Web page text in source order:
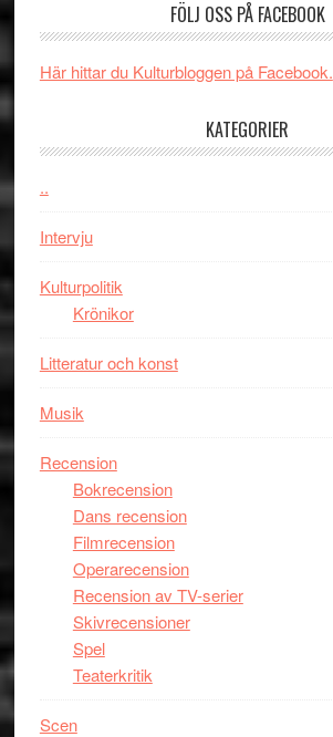
FÖLJ OSS PÅ FACEBOOK
Här hittar du Kulturbloggen på Facebook.
KATEGORIER
..
Intervju
Kulturpolitik
Krönikor
Litteratur och konst
Musik
Recension
Bokrecension
Dans recension
Filmrecension
Operarecension
Recension av TV-serier
Skivrecensioner
Spel
Teaterkritik
Scen